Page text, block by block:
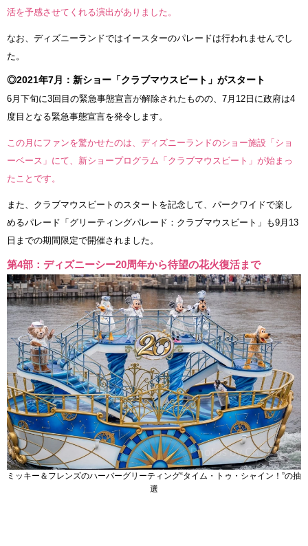
活を予感させてくれる演出がありました。
なお、ディズニーランドではイースターのパレードは行われませんでし
た。
◎2021年7月：新ショー「クラブマウスビート」がスタート
6月下旬に3回目の緊急事態宣言が解除されたものの、7月12日に政府は4
度目となる緊急事態宣言を発令します。
この月にファンを驚かせたのは、ディズニーランドのショー施設「ショ
ーベース」にて、新ショープログラム「クラブマウスビート」が始まっ
たことです。
また、クラブマウスビートのスタートを記念して、パークワイドで楽し
めるパレード「グリーティングパレード：クラブマウスビート」も9月13
日までの期間限定で開催されました。
第4部：ディズニーシー20周年から待望の花火復活まで
ミッキー＆フレンズのハーバーグリーティング“タイム・トゥ・シャイン！”の抽
選